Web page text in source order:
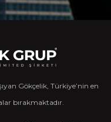
Gökçelik, Türkiye’nin en
bırakmaktadır.